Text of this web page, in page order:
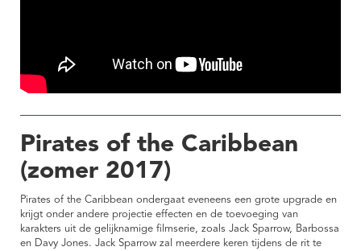
Pirates of the Caribbean
(zomer 2017)
Pirates of the Caribbean ondergaat eveneens een grote upgrade en
krijgt onder andere projectie effecten en de toevoeging van
karakters uit de gelijknamige filmserie, zoals Jack Sparrow, Barbossa
en Davy Jones. Jack Sparrow zal meerdere keren tijdens de rit te